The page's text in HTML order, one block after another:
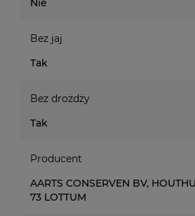
Nie
Bez jaj
Tak
Bez drożdży
Tak
Producent
AARTS CONSERVEN BV,
73 LOTTUM